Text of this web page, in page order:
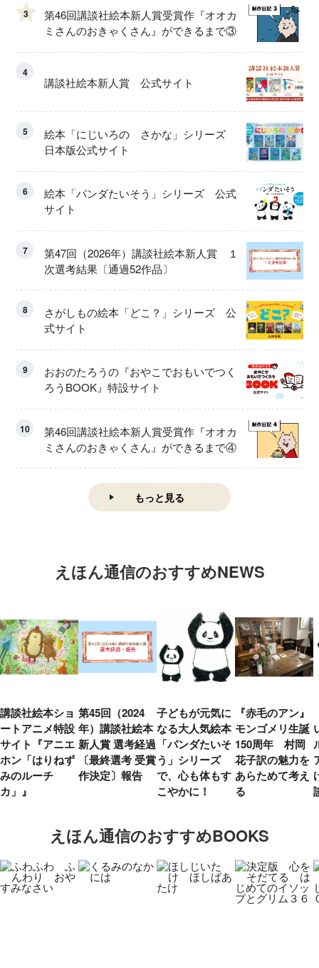
3
第46回講談社絵本新人賞受賞作『オオカ
ミさんのおきゃくさん』ができるまで③
4
講談社絵本新人賞 公式サイト
5
絵本「にじいろの さかな」シリーズ
日本版公式サイト
6
絵本「パンダたいそう」シリーズ 公式
サイト
7
第47回（2026年）講談社絵本新人賞 １
次選考結果〔通過52作品〕
8
さがしもの絵本「どこ？」シリーズ 公
式サイト
9
おおのたろうの『おやこでおもいでつく
ろうBOOK』特設サイト
10
第46回講談社絵本新人賞受賞作『オオカ
ミさんのおきゃくさん』ができるまで④
もっと見る
えほん通信のおすすめNEWS
講談社絵本ショ
ートアニメ特設
サイト『アニエ
ホン「はりねず
みのルーチ
カ」』
第45回（2024
年）講談社絵本
新人賞 選考経過
〔最終選考 受賞
作決定〕報告
子どもが元気に
なる大人気絵本
「パンダたいそ
う」シリーズ
で、心も体もす
こやかに！
『赤毛のアン』
モンゴメリ生誕
150周年 村岡
花子訳の魅力を
あらためて考え
る
えほん通信のおすすめBOOKS